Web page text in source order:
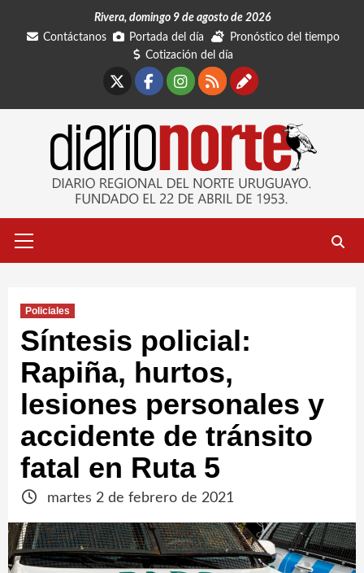
Rivera, domingo 9 de agosto de 2026
Contáctanos
Portada del día
Pronóstico del tiempo
Cotización del día
Facebook
Instagram
RSSContáctanos
primario
Policiales
Síntesis policial:
Rapiña, hurtos,
lesiones personales y
accidente de tránsito
fatal en Ruta 5
martes 2 de febrero de 2021